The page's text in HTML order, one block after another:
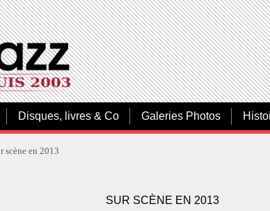
Disques, livres & Co Galeries Photos
scène en 2013
SUR SCÈNE EN 2013